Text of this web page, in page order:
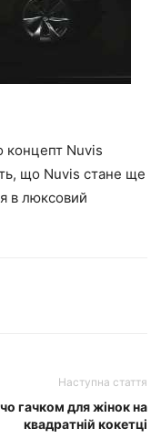
концепт Nuvis
що Nuvis стане ще
в люксовий
Наступна стаття
гачком для жінок на
квадратній кокетці